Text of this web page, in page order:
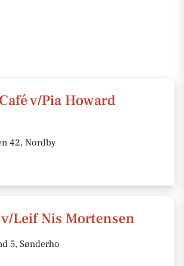
v/Pia Howard
42, Nordby
Leif Nis Mortensen
5, Sønderho